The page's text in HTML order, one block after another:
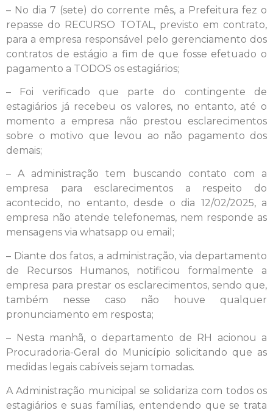
– No dia 7 (sete) do corrente mês, a Prefeitura fez o
repasse do RECURSO TOTAL, previsto em contrato,
para a empresa responsável pelo gerenciamento dos
contratos de estágio a fim de que fosse efetuado o
pagamento a TODOS os estagiários;
– Foi verificado que parte do contingente de
estagiários já recebeu os valores, no entanto, até o
momento a empresa não prestou esclarecimentos
sobre o motivo que levou ao não pagamento dos
demais;
– A administração tem buscando contato com a
empresa para esclarecimentos a respeito do
acontecido, no entanto, desde o dia 12/02/2025, a
empresa não atende telefonemas, nem responde as
mensagens via whatsapp ou email;
– Diante dos fatos, a administração, via departamento
de Recursos Humanos, notificou formalmente a
empresa para prestar os esclarecimentos, sendo que,
também nesse caso não houve qualquer
pronunciamento em resposta;
– Nesta manhã, o departamento de RH acionou a
Procuradoria-Geral do Município solicitando que as
medidas legais cabíveis sejam tomadas.
A Administração municipal se solidariza com todos os
estagiários e suas famílias, entendendo que se trata